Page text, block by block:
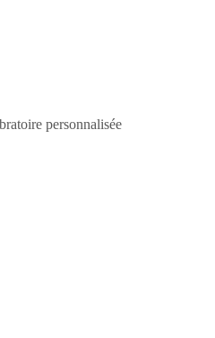
personnalisée